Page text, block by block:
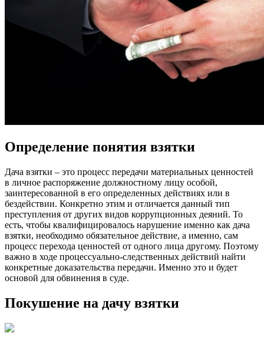
Определение понятия взятки
Дача взятки – это процесс передачи материальных ценностей
в личное распоряжение должностному лицу особой,
заинтересованной в его определенных действиях или в
бездействии. Конкретно этим и отличается данный тип
преступления от других видов коррупционных деяний. То
есть, чтобы квалифицировалось нарушение именно как дача
взятки, необходимо обязательное действие, а именно, сам
процесс перехода ценностей от одного лица другому. Поэтому
важно в ходе процессуально-следственных действий найти
конкретные доказательства передачи. Именно это и будет
основой для обвинения в суде.
Покушение на дачу взятки